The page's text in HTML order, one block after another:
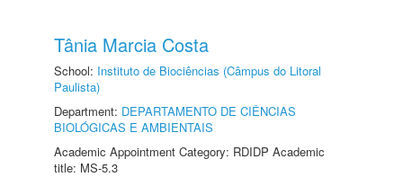
Tânia Marcia Costa
School: Instituto de Biociências (Câmpus do Litoral
Paulista)
Department: DEPARTAMENTO DE CIÊNCIAS
BIOLÓGICAS E AMBIENTAIS
Academic Appointment Category: RDIDP Academic
title: MS-5.3